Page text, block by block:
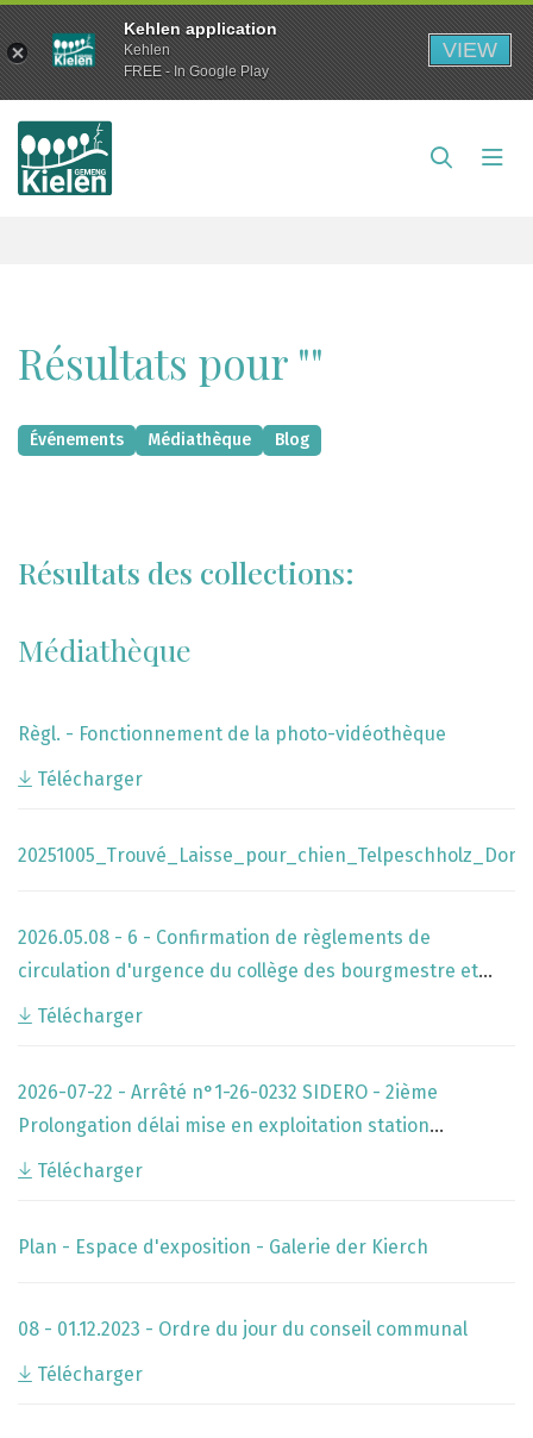
Kehlen application
Kehlen
FREE - In Google Play
VIEW
Résultats pour ""
Événements Médiathèque Blog
Résultats des collections:
Médiathèque
Règl. - Fonctionnement de la photo-vidéothèque
Télécharger
2026.05.08 - 6 - Confirmation de règlements de
circulation d'urgence du collège des bourgmestre et
échevins
Télécharger
2026-07-22 - Arrêté n°1-26-0232 SIDERO - 2ième
Prolongation délai mise en exploitation station
d'épuration à Kehlen - Environnement
Télécharger
Plan - Espace d'exposition - Galerie der Kierch
08 - 01.12.2023 - Ordre du jour du conseil communal
Télécharger